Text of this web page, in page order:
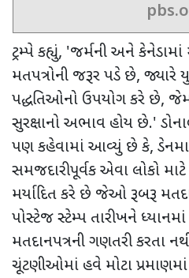
ટ્રમ્પે કહ્યું, 'જર્મની અને
મતપત્રોની જરૂર પડે છે, જ્યારે
પદ્ધતિઓનો ઉપયોગ કરે છે,
સુરક્ષાનો અભાવ હોય છે.'
પણ કહેવામાં આવ્યું છે કે,
સમજદારીપૂર્વક એવા લોકો માટે
મર્યાદિત કરે છે જેઓ રૂબરૂ
પોસ્ટેજ સ્ટેમ્પ તારીખને ધ્યાનમાં
મતદાનપત્રની ગણતરી કરતા
ચૂંટણીઓમાં હવે મોટા પ્રમાણમાં